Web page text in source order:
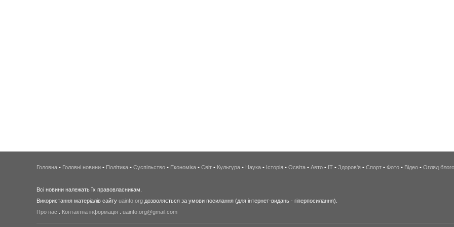
Головна • Головні новини • Політика • Суспільство • Економіка • Світ • Культура • Наука • Історія • Освіта • Авто • IT • Здоров'я • Спорт • Фото • Відео • Огляд
Всі новини належать їх правовласникам.
Використання матеріалів сайту uainfo.org дозволяється за умови посилання (для інтернет-видань - гіперпосилання).
Про нас
Контактна інформація uainfo.org@gmail.com